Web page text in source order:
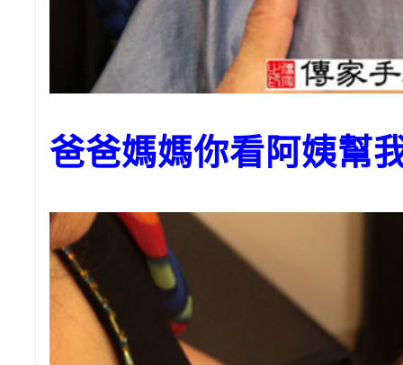
爸爸媽媽你看阿姨幫